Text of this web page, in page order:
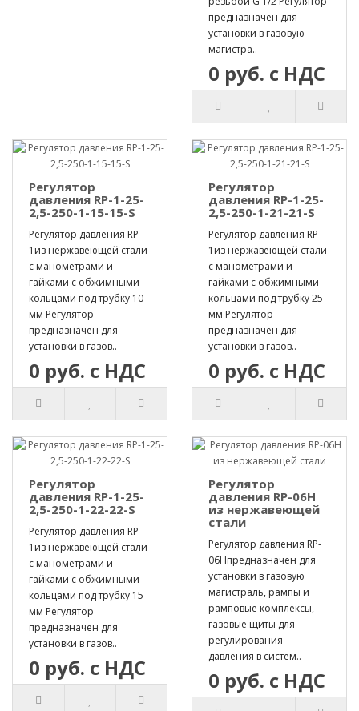
предназначен для
установки в газовую
магистра..
0 руб. с НДС
Регулятор
давления RP-1-25-
2,5-250-1-15-15-S
Регулятор давления RP-
1из нержавеющей стали
с манометрами и
гайками с обжимными
кольцами под трубку 10
мм Регулятор
предназначен для
установки в газов..
0 руб. с НДС
Регулятор
давления RP-1-25-
2,5-250-1-21-21-S
Регулятор давления RP-
1из нержавеющей стали
с манометрами и
гайками с обжимными
кольцами под трубку 25
мм Регулятор
предназначен для
установки в газов..
0 руб. с НДС
Регулятор
давления RP-1-25-
2,5-250-1-22-22-S
Регулятор давления RP-
1из нержавеющей стали
с манометрами и
гайками с обжимными
кольцами под трубку 15
мм Регулятор
предназначен для
установки в газов..
0 руб. с НДС
Регулятор
давления RP-06H
из нержавеющей
стали
Регулятор давления RP-
06Hпредназначен для
установки в газовую
магистраль, рампы и
рамповые комплексы,
газовые щиты для
регулирования
давления в систем..
0 руб. с НДС